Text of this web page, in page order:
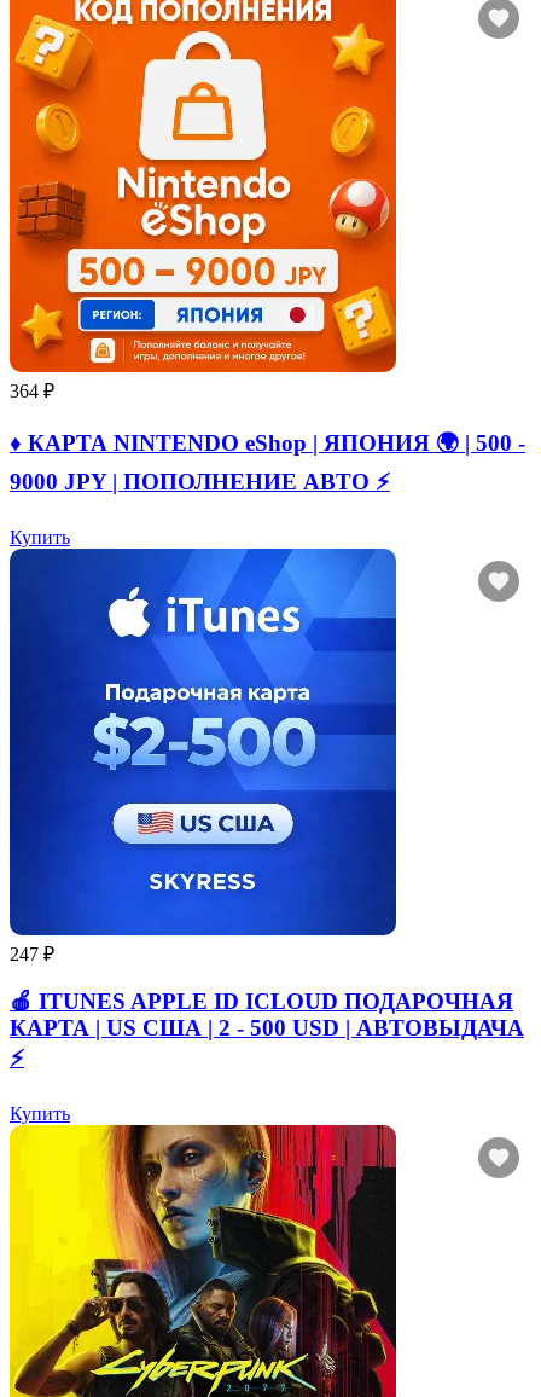
364 ₽
♦️ КАРТА NINTENDO eShop | ЯПОНИЯ 🌍 | 500 -
9000 JPY | ПОПОЛНЕНИЕ АВТО ⚡
Купить
247 ₽
🍎 ITUNES APPLE ID ICLOUD ПОДАРОЧНАЯ
КАРТА | US США | 2 - 500 USD | АВТОВЫДАЧА
⚡️
Купить